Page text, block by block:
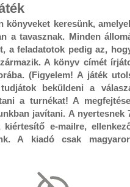
könyveket keresünk,
a tavasznak. Minden
a feladatotok pedig az,
A könyv címét
(Figyelem! A játék
beküldeni a
a turnékat! A
javítani. A nyertesnek
e-mailre,
A kiadó csak